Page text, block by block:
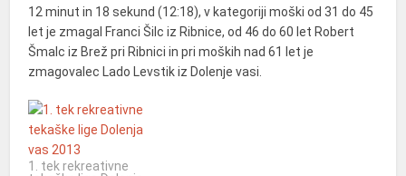
12 minut in 18 sekund (12:18), v kategoriji moški od 31 do 45
let je zmagal Franci Šilc iz Ribnice, od 46 do 60 let Robert
Šmalc iz Brež pri Ribnici in pri moških nad 61 let je
zmagovalec Lado Levstik iz Dolenje vasi.
1. tek rekreativne